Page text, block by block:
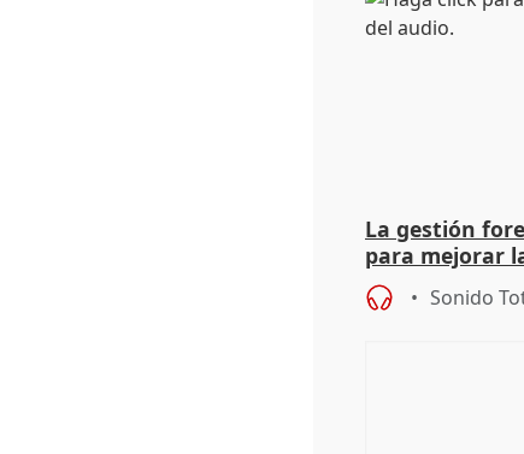
La gestión
para mejorar
actuación
Sonido